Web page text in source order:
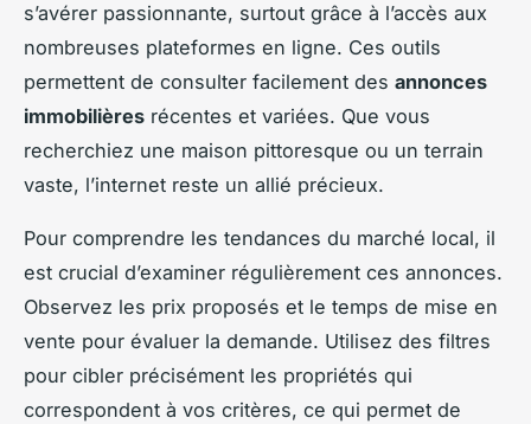
s’avérer passionnante, surtout grâce à l’accès aux
nombreuses plateformes en ligne. Ces outils
permettent de consulter facilement des annonces
immobilières récentes et variées. Que vous
recherchiez une maison pittoresque ou un terrain
vaste, l’internet reste un allié précieux.
Pour comprendre les tendances du marché local, il
est crucial d’examiner régulièrement ces annonces.
Observez les prix proposés et le temps de mise en
vente pour évaluer la demande. Utilisez des filtres
pour cibler précisément les propriétés qui
correspondent à vos critères, ce qui permet de